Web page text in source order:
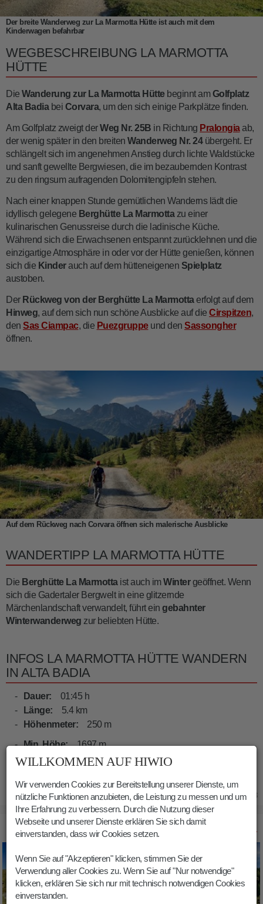
Der breite Wanderweg zur La Marmotta Hütte ist auch mit dem
Kinderwagen befahrbar
WEGBESCHREIBUNG LA MARMOTTA
HÜTTE
Die Wanderung zur La Marmotta Hüttebeginnt amGolfplatz
Alta Badiabei Corvara, um den sich einige Parkplätze finden.
Am Golfplatz zweigt derWeg Nr. 25B in Richtung Pralongiaab,
der wenig später in den breiten Wanderweg Nr. 24übergeht. Er
schlängelt sich im angenehmen Anstieg durch lichte Waldstücke
und sanft gewellte Bergwiesen, die im bezaubernden Kontrast
zu den ringsum aufragenden Dolomitengipfeln stehen.
Nach einer knappen Stunde gemütlichen Wanderns lädt die
idyllisch gelegene Berghütte La Marmottazu einer
kulinarischen Genussreise durch die ladinische Küche.
Während sich die Erwachsenen entspannt zurücklehnen und die
einzigartige Atmosphäre in oder vor der Hütte genießen, können
sich die Kinderauch auf dem hütteneigenen Spielplatz
austoben.
Der Rückweg von der Berghütte La Marmottaerfolgt auf dem
Hinweg, auf dem sich nun schöne Ausblicke auf die Cirspitzen,
den Sas Ciampac, die Puezgruppeund den Sassongher
öffnen.
Auf dem Rückweg nach Corvara öffnen sich malerische Ausblicke
WANDERTIPP LA MARMOTTA HÜTTE
Die Berghütte La Marmottaist auch imWintergeöffnet. Wenn
sich die Gadertaler Bergwelt in eine glitzernde
Märchenlandschaft verwandelt, führt ein gebahnter
Winterwanderweg zur beliebten Hütte.
INFOS LA MARMOTTA HÜTTE WANDERN
IN ALTA BADIA
Dauer:
01:45 h
Länge:
5.4 km
Höhenmeter:
250 m
Min. Höhe:
1697 m
Max. Höhe:
1942 m
16.04.2023
BILDER LA MARMOTTA HÜTTE WANDERN IN ALTA BADIA
WILLKOMMEN AUF HIWIO
Wir verwenden Cookies zur Bereitstellung unserer Dienste, um
nützliche Funktionen anzubieten, die Leistung zu messen und um
Ihre Erfahrung zu verbessern. Durch die Nutzung dieser
Webseite und unserer Dienste erklären Sie sich damit
einverstanden, dass wir Cookies setzen.
Wenn Sie auf "Akzeptieren" klicken, stimmen Sie der
Verwendung aller Cookies zu. Wenn Sie auf "Nur notwendige"
klicken, erklären Sie sich nur mit technisch notwendigen Cookies
einverstanden.